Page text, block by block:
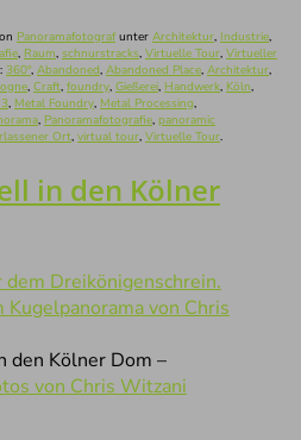
Panoramafotografunter Architektur, Industrie,
, Raum, schnurstracks, Virtuelle Tour, Virtueller
360°, Abandoned, Abandoned Place, Architektur,
, Craft, foundry, Gießerei, Handwerk, Köln,
, Metal Foundry, Metal Processing,
, Panoramafotografie, panoramic
Ort, virtual tour, Virtuelle Tour.
in den Kölner
den Kölner Dom –
von Chris Witzani